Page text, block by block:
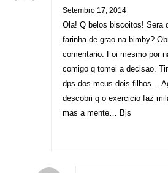
Setembro 17, 2014
Ola! Q belos biscoitos! Sera
farinha de grao na bimby?
comentario. Foi mesmo por
comigo q tomei a decisao.
dps dos meus dois filhos…
descobri q o exercicio faz
mas a mente… Bjs